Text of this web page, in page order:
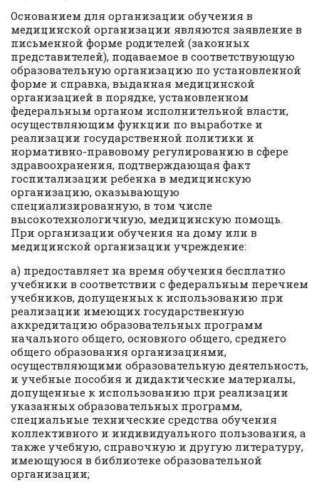
Основанием для организации обучения в
медицинской организации являются заявление в
письменной форме родителей (законных
представителей), подаваемое в соответствующую
образовательную организацию по установленной
форме и справка, выданная медицинской
организацией в порядке, установленном
федеральным органом исполнительной власти,
осуществляющим функции по выработке и
реализации государственной политики и
нормативно-правовому регулированию в сфере
здравоохранения, подтверждающая факт
госпитализации ребенка в медицинскую
организацию, оказывающую
специализированную, в том числе
высокотехнологичную, медицинскую помощь.
При организации обучения на дому или в
медицинской организации учреждение:
а) предоставляет на время обучения бесплатно
учебники в соответствии с федеральным перечнем
учебников, допущенных к использованию при
реализации имеющих государственную
аккредитацию образовательных программ
начального общего, основного общего, среднего
общего образования организациями,
осуществляющими образовательную деятельность,
и учебные пособия и дидактические материалы,
допущенные к использованию при реализации
указанных образовательных программ,
специальные технические средства обучения
коллективного и индивидуального пользования, а
также учебную, справочную и другую литературу,
имеющуюся в библиотеке образовательной
организации;